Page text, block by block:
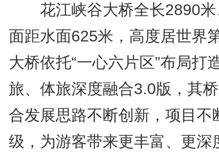
花江峡谷大桥全长2890米
面距水面625米，高度居世界
大桥依托“一心六片区”布局打
旅、体旅深度融合3.0版，其
合发展思路不断创新，项目不
级，为游客带来更丰富、更深